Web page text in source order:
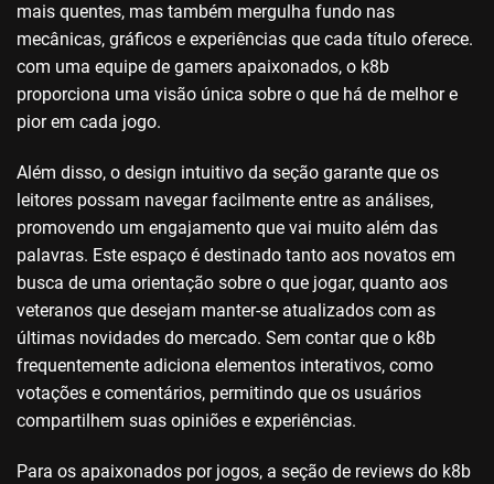
mais quentes, mas também mergulha fundo nas
mecânicas, gráficos e experiências que cada título oferece.
com uma equipe de gamers apaixonados, o k8b
proporciona uma visão única sobre o que há de melhor e
pior em cada jogo.
Além disso, o design intuitivo da seção garante que os
leitores possam navegar facilmente entre as análises,
promovendo um engajamento que vai muito além das
palavras. Este espaço é destinado tanto aos novatos em
busca de uma orientação sobre o que jogar, quanto aos
veteranos que desejam manter-se atualizados com as
últimas novidades do mercado. Sem contar que o k8b
frequentemente adiciona elementos interativos, como
votações e comentários, permitindo que os usuários
compartilhem suas opiniões e experiências.
Para os apaixonados por jogos, a seção de reviews do k8b